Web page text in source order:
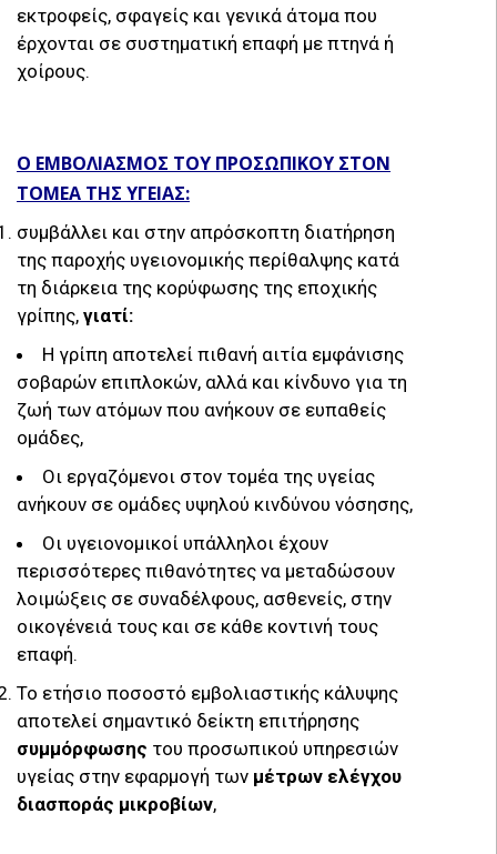
εκτροφείς, σφαγείς και γενικά άτομα που
έρχονται σε συστηματική επαφή με πτηνά ή
χοίρους.
Ο ΕΜΒΟΛΙΑΣΜΟΣ ΤΟΥ ΠΡΟΣΩΠΙΚΟΥ ΣΤΟΝ
ΤΟΜΕΑ ΤΗΣ ΥΓΕΙΑΣ:
συμβάλλει και στην απρόσκοπτη διατήρηση
της παροχής υγειονομικής περίθαλψης κατά
τη διάρκεια της κορύφωσης της εποχικής
γρίπης, γιατί:
Η γρίπη αποτελεί πιθανή αιτία εμφάνισης
σοβαρών επιπλοκών, αλλά και κίνδυνο για τη
ζωή των ατόμων που ανήκουν σε ευπαθείς
ομάδες,
Οι εργαζόμενοι στον τομέα της υγείας
ανήκουν σε ομάδες υψηλού κινδύνου νόσησης,
Οι υγειονομικοί υπάλληλοι έχουν
περισσότερες πιθανότητες να μεταδώσουν
λοιμώξεις σε συναδέλφους, ασθενείς, στην
οικογένειά τους και σε κάθε κοντινή τους
επαφή.
Το ετήσιο ποσοστό εμβολιαστικής κάλυψης
αποτελεί σημαντικό δείκτη επιτήρησης
συμμόρφωσης του προσωπικού υπηρεσιών
υγείας στην εφαρμογή των μέτρων ελέγχου
διασποράς μικροβίων,